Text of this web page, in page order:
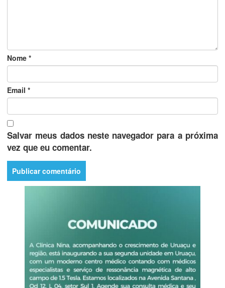
Nome *
Email *
Salvar meus dados neste navegador para a próxima
vez que eu comentar.